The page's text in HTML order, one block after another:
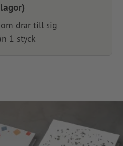
drar till sig
1 styck